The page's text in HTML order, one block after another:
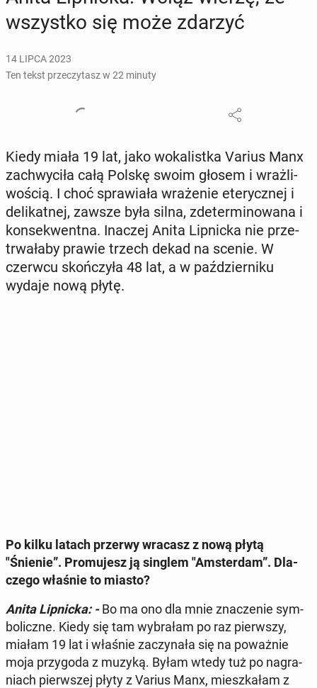
wszyst­ko się może zdarzyć
14 LIPCA 2023
Ten tekst przeczytasz w 22 minuty
Kiedy miała 19 lat, jako wo­ka­list­ka Varius Manx
za­chwy­ci­ła całą Polskę swoim głosem i wraż­li­
wo­ścią. I choć spra­wia­ła wra­że­nie ete­rycz­nej i
de­li­kat­nej, zawsze była silna, zde­ter­mi­no­wa­na i
kon­se­kwent­na. Inaczej Anita Lip­nic­ka nie prze­
trwa­ła­by prawie trzech dekad na scenie. W
czerwcu skoń­czy­ła 48 lat, a w paź­dzier­ni­ku
wydaje nową płytę.
Po kilku latach przerwy wracasz z nową płytą
"Śnienie”. Pro­mu­jesz ją singlem "Am­ster­dam”. Dla­
cze­go właśnie to miasto?
Anita Lip­nic­ka: -Bo ma ono dla mnie zna­cze­nie sym­
bo­licz­ne. Kiedy się tam wy­bra­łam po raz pierw­szy,
miałam 19 lat i właśnie za­czy­na­ła się na po­waż­nie
moja przy­go­da z muzyką. Byłam wtedy tuż po na­gra­
niach pierw­szej płyty z Varius Manx, miesz­ka­łam z